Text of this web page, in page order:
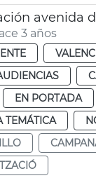
3 años
EN PORTADA
TEMÁTICA